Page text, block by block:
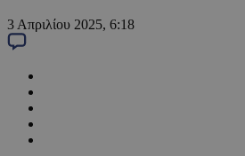
3 Απριλίου 2025, 6:18